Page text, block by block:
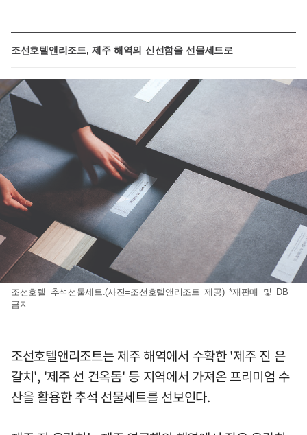
조선호텔앤리조트, 제주 해역의 신선함을 선물세트로
조선호텔 추석선물세트.(사진=조선호텔앤리조트 제공) *재판매 및 DB
금지
조선호텔앤리조트는 제주 해역에서 수확한 '제주 진 은
갈치', '제주 선 건옥돔' 등 지역에서 가져온 프리미엄 수
산을 활용한 추석 선물세트를 선보인다.